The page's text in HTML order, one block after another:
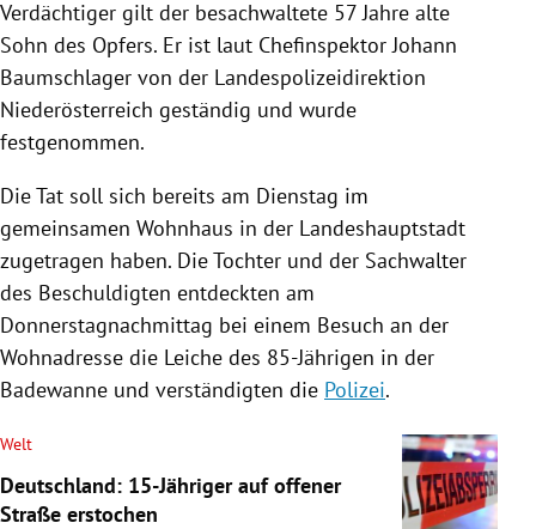
Verdächtiger gilt der besachwaltete 57 Jahre alte
Sohn des Opfers. Er ist laut ChefinspektorJohann
Baumschlager von der Landespolizeidirektion
Niederösterreich geständig und wurde
festgenommen.
Die Tat soll sich bereits am Dienstag im
gemeinsamen Wohnhaus in der Landeshauptstadt
zugetragen haben. Die Tochter und der Sachwalter
des Beschuldigten entdeckten am
Donnerstagnachmittag bei einem Besuch an der
Wohnadresse die Leiche des 85-Jährigen in der
Badewanne und verständigten die Polizei.
Welt
Deutschland: 15-Jähriger auf offener
Straße erstochen